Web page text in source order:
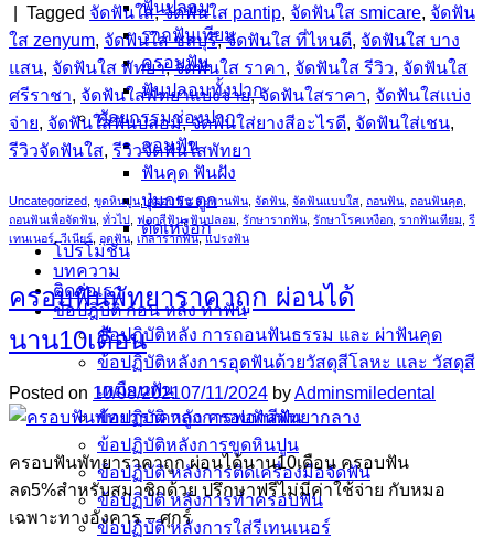
ฟันปลอม
รากฟันเทียม
ครอบฟัน
ฟันปลอมทั้งปาก
ศัลยกรรมช่องปาก
ถอนฟัน
ฟันคุด ฟันฝัง
ปุ่มกระดูก
ตัดเหงือก
โปรโมชั่น
บทความ
ติดต่อเรา
ข้อปฎิบัติ ก่อน หลัง ทำฟัน
ข้อปฏิบัติหลัง การถอนฟันธรรม และ ผ่าฟันคุด
ข้อปฏิบัติหลังการอุดฟันด้วยวัสดุสีโลหะ และ วัสดุสี
เหมือนฟัน
ข้อปฏิบัติ หลังการฟอกสีฟัน
ข้อปฏิบัติหลังการขูดหินปูน
ข้อปฏิบัติ หลังการติดเครื่องมือจัดฟัน
ข้อปฏิบัติ หลังการทำครอบฟัน
ข้อปฏิบัติ หลังการใส่รีเทนเนอร์
Tagged จัดฟันใส,จัดฟันใส pantip, จัดฟันใส smicare, จัดฟัน
ใส zenyum, จัดฟันใส ชลบุรี,จัดฟันใส ที่ไหนดี, จัดฟันใส บาง
แสน, จัดฟันใส พัทยา,จัดฟันใส ราคา, จัดฟันใส รีวิว, จัดฟันใส
ศรีราชา, จัดฟันใสพัทยาแบ่งจ่าย,จัดฟันใสราคา, จัดฟันใสแบ่ง
จ่าย, จัดฟันใส่ฟันปลอม,จัดฟันใส่ยางสีอะไรดี, จัดฟันใส่เชน,
รีวิวจัดฟันใส, รีวิวจัดฟันใสพัทยา
Uncategorized ขูดหินปูน,ครอบฟัน สะพานฟัน จัดฟัน จัดฟันแบบใส ถอนฟัน ถอนฟันคุด
ถอนฟันเพื่อจัดฟัน ทั่วไป ฟอกสีฟัน,ฟันปลอม รักษารากฟัน รักษาโรคเหงือก รากฟันเทียม รี
เทนเนอร์, วีเนียร์ อุดฟัน เกลารากฟัน,แปรงฟัน
ครอบฟันพัทยาราคาถูก ผ่อนได้
นาน10เดือน
Posted on 10/08/202107/11/2024 byAdminsmiledental
ครอบฟันพัทยาราคาถูก ผ่อนได้นาน10เดือน ครอบฟัน
ลด5%สำหรับสมาชิกด้วย ปรึกษาฟรีไม่มีค่าใช้จ่าย กับหมอ
เฉพาะทางอังคาร – ศุกร์